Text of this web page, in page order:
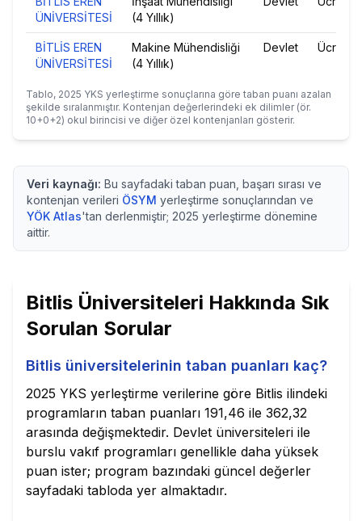
ÜNİVERSİTESİ
(4 Yıllık)
BİTLİS EREN
ÜNİVERSİTESİ
Makine Mühendisliği
(4 Yıllık)
Devlet Ücretsiz
Tablo, 2025 YKS yerleştirme sonuçlarına göre taban puanı azalan
şekilde sıralanmıştır. Kontenjan değerlerindeki ek dilimler (ör.
10+0+2) okul birincisi ve diğer özel kontenjanları gösterir.
Veri kaynağı: Bu sayfadaki taban puan, başarı sırası ve
kontenjan verileri ÖSYM yerleştirme sonuçlarından ve
YÖK Atlas'tan derlenmiştir; 2025 yerleştirme dönemine
aittir.
Bitlis Üniversiteleri Hakkında Sık
Sorulan Sorular
Bitlis üniversitelerinin taban puanları kaç?
2025 YKS yerleştirme verilerine göre Bitlis ilindeki
programların taban puanları 191,46 ile 362,32
arasında değişmektedir. Devlet üniversiteleri ile
burslu vakıf programları genellikle daha yüksek
puan ister; program bazındaki güncel değerler
sayfadaki tabloda yer almaktadır.